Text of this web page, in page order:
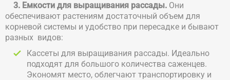
3. Емкости для выращивания рассады. Они
обеспечивают растениям достаточный объем для
корневой системы и удобство при пересадке и бывают
разных видов:
Кассеты для выращивания рассады. Идеально
подходят для большого количества саженцев.
Экономят место, облегчают транспортировку и